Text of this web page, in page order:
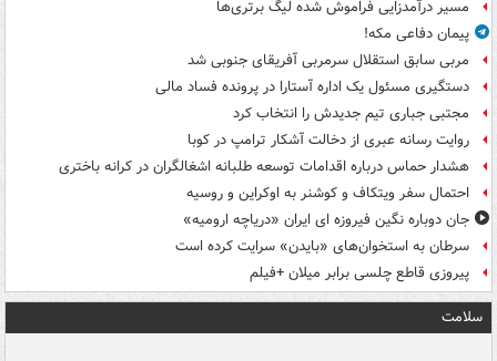
مسیر درآمدزایی فراموش شده لیگ برتری‌ها
پیمان دفاعی مکه!
مربی سابق استقلال سرمربی آفریقای جنوبی شد
دستگیری مسئول یک اداره آستارا در پرونده فساد مالی
مجتبی جباری تیم جدیدش را انتخاب کرد
روایت رسانه عبری از دخالت آشکار ترامپ در کوبا
هشدار حماس درباره اقدامات توسعه طلبانه اشغالگران در کرانه باختری
احتمال سفر ویتکاف و کوشنر به اوکراین و روسیه
جان دوباره نگین فیروزه ای ایران «دریاچه ارومیه»
سرطان به استخوان‌های «بایدن» سرایت کرده است
پیروزی قاطع چلسی برابر میلان +فیلم
سلامت